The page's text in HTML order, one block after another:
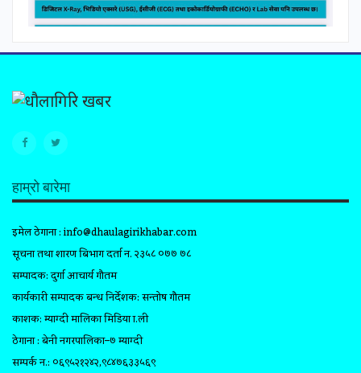
हाम्रो बारेमा
इमेल ठेगाना :info@dhaulagirikhabar.com
सूचना तथा प्रशारण बिभाग दर्ता न. २३५८ ०७७ ७८
सम्पादक: दुर्गा आचार्य गौतम
कार्यकारी सम्पादक प्रबन्ध निर्देशक: सन्तोष गौतम
प्रकाशक: म्याग्दी मालिका मिडिया प्रा.ली
ठेगाना : बेनी नगरपालिका–७ म्याग्दी
सम्पर्क न.: ०६९५२१२४२,९८४७६३३५६९